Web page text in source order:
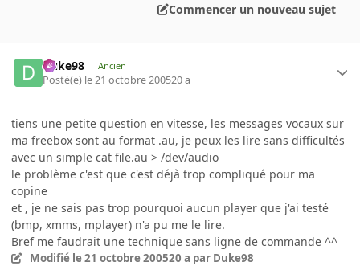
Commencer un nouveau sujet
Duke98 Ancien
Posté(e) le 21 octobre 200520 a
tiens une petite question en vitesse, les messages vocaux sur
ma freebox sont au format .au, je peux les lire sans difficultés
avec un simple cat file.au > /dev/audio
le problème c'est que c'est déjà trop compliqué pour ma
copine
et , je ne sais pas trop pourquoi aucun player que j'ai testé
(bmp, xmms, mplayer) n'a pu me le lire.
Bref me faudrait une technique sans ligne de commande ^^
Modifié le 21 octobre 200520 a par Duke98